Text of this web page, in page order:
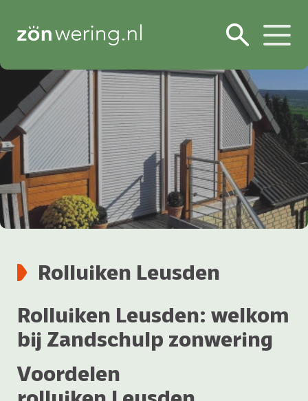
Rolluiken Leusden
Rolluiken Leusden: welkom
bij Zandschulp zonwering
Voordelen